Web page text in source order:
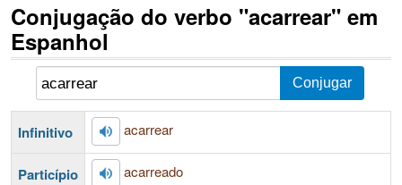
Conjugação do verbo "acarrear" em
Espanhol
Infinitivo acarrear
Particípio acarreado